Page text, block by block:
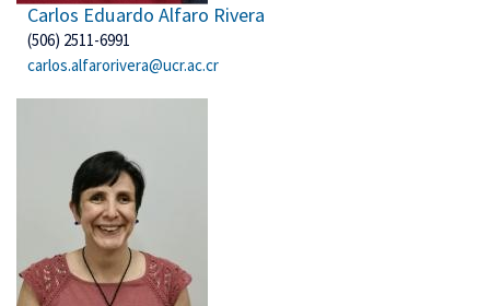
Carlos Eduardo Alfaro Rivera
(506) 2511-6991
carlos.alfarorivera@ucr.ac.cr